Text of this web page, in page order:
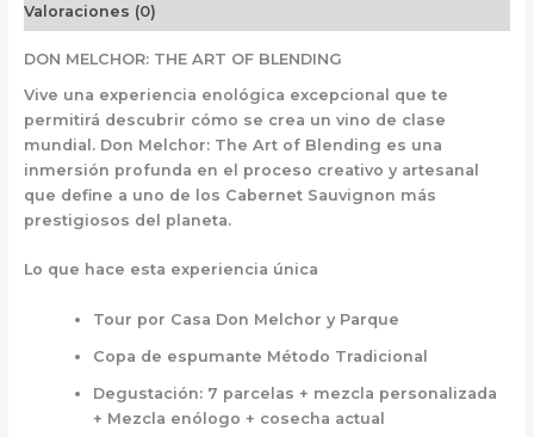
Valoraciones (0)
DON MELCHOR: THE ART OF BLENDING
Vive una experiencia enológica excepcional que te
permitirá descubrir cómo se crea un vino de clase
mundial. Don Melchor: The Art of Blending es una
inmersión profunda en el proceso creativo y artesanal
que define a uno de los Cabernet Sauvignon más
prestigiosos del planeta.
Lo que hace esta experiencia única
Tour por Casa Don Melchor y Parque
Copa de espumante Método Tradicional
Degustación: 7 parcelas + mezcla personalizada
+ Mezcla enólogo + cosecha actual